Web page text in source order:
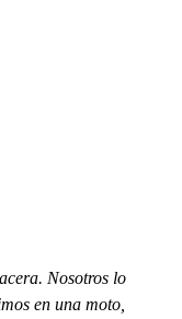
Nosotros lo
en una moto,